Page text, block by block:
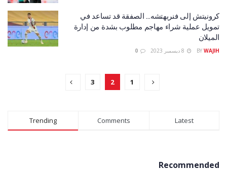
كرونيتش إلى فنربهتشه… الصفقة قد تساعد في
تمويل عملية شراء مهاجم مطلوب بشدة من إدارة
الميلان
BY WAJIH
1
2
3
Trending Comments Latest
Recommended